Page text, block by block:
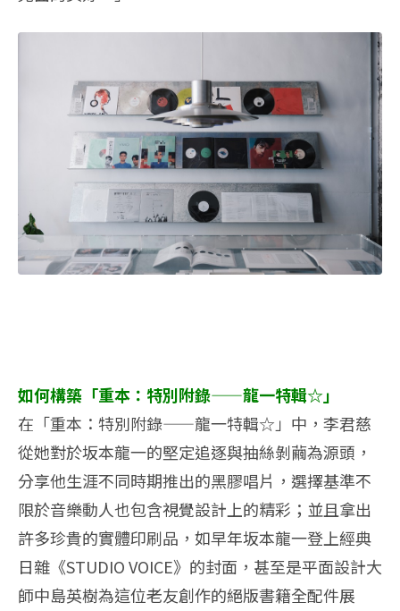
如何構築「重本：特別附錄——龍一特輯☆」
在「重本：特別附錄——龍一特輯☆」中，李君慈
從她對於坂本龍一的堅定追逐與抽絲剝繭為源頭，
分享他生涯不同時期推出的黑膠唱片，選擇基準不
限於音樂動人也包含視覺設計上的精彩；並且拿出
許多珍貴的實體印刷品，如早年坂本龍一登上經典
日雜《STUDIO VOICE》的封面，甚至是平面設計大
師中島英樹為這位老友創作的絕版書籍全配件展